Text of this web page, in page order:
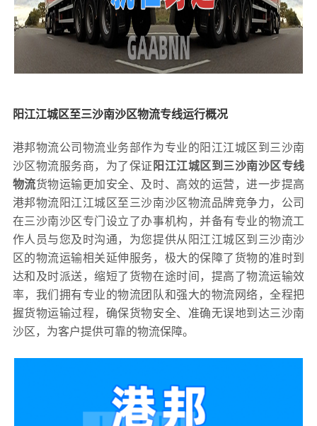
阳江江城区至三沙南沙区物流专线运行概况
港邦物流公司物流业务部作为专业的阳江江城区到三沙南
沙区物流服务商，为了保证 阳江江城区到三沙南沙区专线
物流货物运输更加安全、及时、高效的运营，进一步提高
港邦物流阳江江城区至三沙南沙区物流品牌竞争力，公司
在三沙南沙区专门设立了办事机构，并备有专业的物流工
作人员与您及时沟通，为您提供从阳江江城区到三沙南沙
区的物流运输相关延伸服务，极大的保障了货物的准时到
达和及时派送，缩短了货物在途时间，提高了物流运输效
率，我们拥有专业的物流团队和强大的物流网络，全程把
握货物运输过程，确保货物安全、准确无误地到达三沙南
沙区，为客户提供可靠的物流保障。